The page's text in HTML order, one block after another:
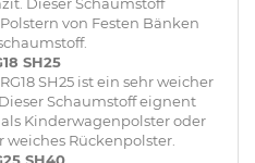
von Festen Bänken
SH25
SH25 ist ein sehr weicher
Schaumstoff eignent
Kinderwagenpolster oder
weiches Rückenpolster.
SH40